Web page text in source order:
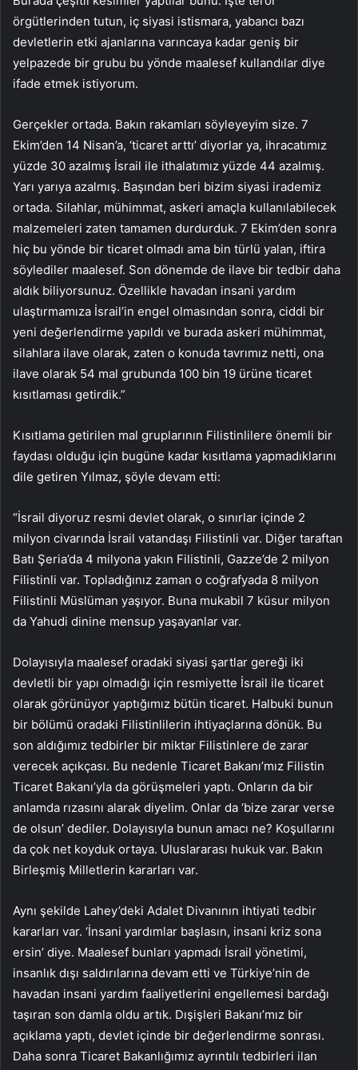
örgütlerinden tutun, iç siyasi istismara, yabancı bazı
devletlerin etki ajanlarına varıncaya kadar geniş bir
yelpazede bir grubu bu yönde maalesef kullandılar diye
ifade etmek istiyorum.
Gerçekler ortada. Bakın rakamları söyleyeyim size. 7
Ekim’den 14 Nisan’a, ‘ticaret arttı’ diyorlar ya, ihracatımız
yüzde 30 azalmış İsrail ile ithalatımız yüzde 44 azalmış.
Yarı yarıya azalmış. Başından beri bizim siyasi irademiz
ortada. Silahlar, mühimmat, askeri amaçla kullanılabilecek
malzemeleri zaten tamamen durdurduk. 7 Ekim’den sonra
hiç bu yönde bir ticaret olmadı ama bin türlü yalan, iftira
söylediler maalesef. Son dönemde de ilave bir tedbir daha
aldık biliyorsunuz. Özellikle havadan insani yardım
ulaştırmamıza İsrail’in engel olmasından sonra, ciddi bir
yeni değerlendirme yapıldı ve burada askeri mühimmat,
silahlara ilave olarak, zaten o konuda tavrımız netti, ona
ilave olarak 54 mal grubunda 100 bin 19 ürüne ticaret
kısıtlaması getirdik.”
Kısıtlama getirilen mal gruplarının Filistinlilere önemli bir
faydası olduğu için bugüne kadar kısıtlama yapmadıklarını
dile getiren Yılmaz, şöyle devam etti:
“İsrail diyoruz resmi devlet olarak, o sınırlar içinde 2
milyon civarında İsrail vatandaşı Filistinli var. Diğer taraftan
Batı Şeria’da 4 milyona yakın Filistinli, Gazze’de 2 milyon
Filistinli var. Topladığınız zaman o coğrafyada 8 milyon
Filistinli Müslüman yaşıyor. Buna mukabil 7 küsur milyon
da Yahudi dinine mensup yaşayanlar var.
Dolayısıyla maalesef oradaki siyasi şartlar gereği iki
devletli bir yapı olmadığı için resmiyette İsrail ile ticaret
olarak görünüyor yaptığımız bütün ticaret. Halbuki bunun
bir bölümü oradaki Filistinlilerin ihtiyaçlarına dönük. Bu
son aldığımız tedbirler bir miktar Filistinlere de zarar
verecek açıkçası. Bu nedenle Ticaret Bakanı’mız Filistin
Ticaret Bakanı’yla da görüşmeleri yaptı. Onların da bir
anlamda rızasını alarak diyelim. Onlar da ‘bize zarar verse
de olsun’ dediler. Dolayısıyla bunun amacı ne? Koşullarını
da çok net koyduk ortaya. Uluslararası hukuk var. Bakın
Birleşmiş Milletlerin kararları var.
Aynı şekilde Lahey’deki Adalet Divanının ihtiyati tedbir
kararları var. ‘İnsani yardımlar başlasın, insani kriz sona
ersin’ diye. Maalesef bunları yapmadı İsrail yönetimi,
insanlık dışı saldırılarına devam etti ve Türkiye’nin de
havadan insani yardım faaliyetlerini engellemesi bardağı
taşıran son damla oldu artık. Dışişleri Bakanı’mız bir
açıklama yaptı, devlet içinde bir değerlendirme sonrası.
Daha sonra Ticaret Bakanlığımız ayrıntılı tedbirleri ilan